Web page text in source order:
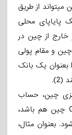
می­تواند از طریق
پایاپای محلی
خارج از چین در
چین و مقام پولی
یک بانک
(2).
چین، حساب
تسویه داشته باشد و عضو سامانه CNAPS چین هم باشد،
بعنوان مثال،